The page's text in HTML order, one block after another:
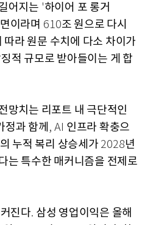
어지는 '하이어 포 롱거
이라며 610조 원으로 다시
따라 원문 수치에 다소 차이가
적 규모로 받아들이는 게 합
망치는 리포트 내 극단적인
정과 함께 , AI 인프라 확충으
누적 복리 상승세가 2028년
는 특수한 매커니즘을 전제로
진다. 삼성 영업이익은 올해